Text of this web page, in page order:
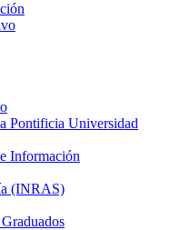
Pontificia Universidad
Información
(INRAS)